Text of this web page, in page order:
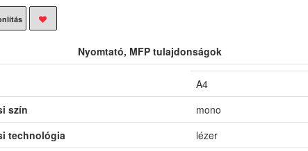
Nyomtató, MFP tulajdonságok
A4
szín
mono
technológia
lézer